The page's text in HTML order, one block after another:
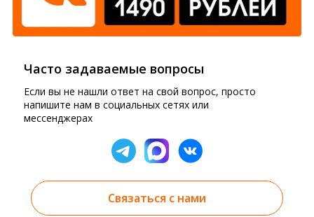
Часто задаваемые вопросы
Если вы не нашли ответ на свой вопрос, просто
напишите нам в социальных сетях или
мессенджерах
Связаться с нами